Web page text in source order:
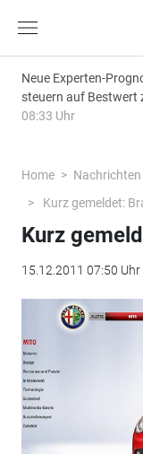
Neue Experten-
steuern auf Bestwert
08:33 Uhr
Home Nachrichten
Kurz gemeldet:
Kurz
15.12.2011 07:50 Uhr